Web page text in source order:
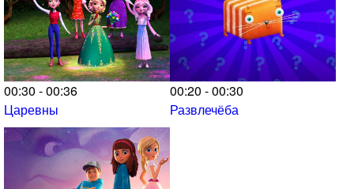
00:30 - 00:36
Царевны
00:20 - 00:30
Развлечёба